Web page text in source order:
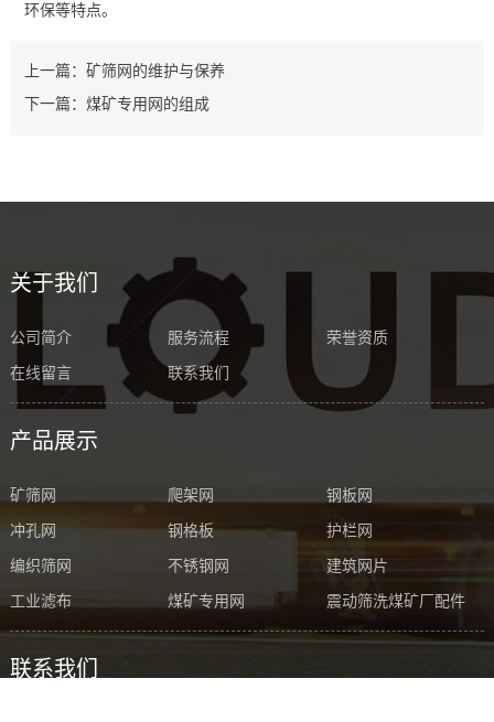
环保等特点‌。
上一篇： 矿筛网的维护与保养
下一篇： 煤矿专用网的组成
关于我们
公司简介 服务流程 荣誉资质
在线留言 联系我们
产品展示
矿筛网 爬架网 钢板网
冲孔网 钢格板 护栏网
编织筛网 不锈钢网 建筑网片
工业滤布 煤矿专用网 震动筛洗煤矿厂配件
联系我们